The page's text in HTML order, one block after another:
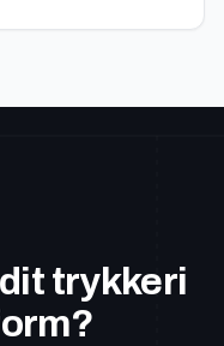
trykkeri